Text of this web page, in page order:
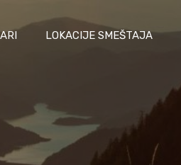
LOKACIJE SMEŠTAJA